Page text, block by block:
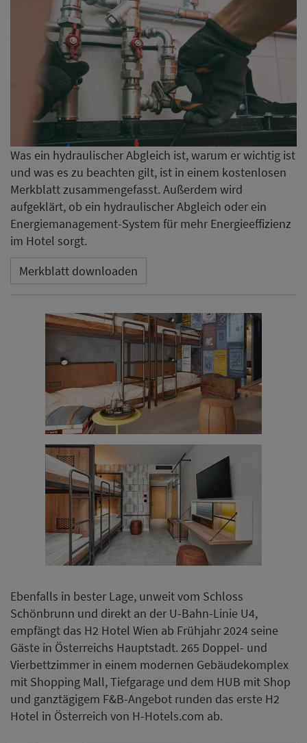
Was ein hydraulischer Abgleich ist, warum er wichtig ist
und was es zu beachten gilt, ist in einem kostenlosen
Merkblatt zusammengefasst. Außerdem wird
aufgeklärt, ob ein hydraulischer Abgleich oder ein
Energiemanagement-System für mehr Energieeffizienz
im Hotel sorgt.
Merkblatt downloaden
Ebenfalls in bester Lage, unweit vom Schloss
Schönbrunn und direkt an der U-Bahn-Linie U4,
empfängt das H2 Hotel Wien ab Frühjahr 2024 seine
Gäste in Österreichs Hauptstadt. 265 Doppel- und
Vierbettzimmer in einem modernen Gebäudekomplex
mit Shopping Mall, Tiefgarage und dem HUB mit Shop
und ganztägigem F&B-Angebot runden das erste H2
Hotel in Österreich von H-Hotels.com ab.